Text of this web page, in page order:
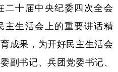
Français عربى
日本語 한국어
十届中央纪委四次全会
主生活会上的重要讲话精
成果，为开好民主生活会
副书记、兵团党委书记、